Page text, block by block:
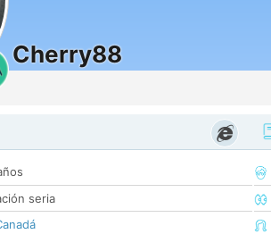
Cherry88
seria